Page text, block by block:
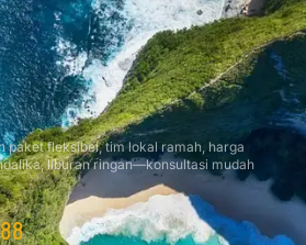
paket fleksibel, tim lokal ramah, harga
liburan ringan—konsultasi mudah